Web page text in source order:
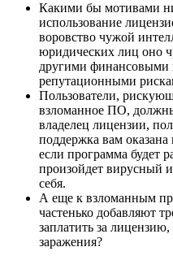
Какими бы мотивами
использование
воровство чужой
юридических лиц оно
другими финансовыми
репутационными
Пользователи,
взломанное ПО,
владелец лицензии,
поддержка вам
если программа будет
произойдет вирусный
себя.
А еще к взломанным
частенько добавляют
заплатить за
заражения?